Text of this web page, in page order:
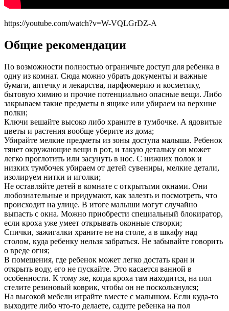
https://youtube.com/watch?v=W-VQLGrDZ-A
Общие рекомендации
По возможности полностью ограничьте доступ для ребенка в
одну из комнат. Сюда можно убрать документы и важные
бумаги, аптечку и лекарства, парфюмерию и косметику,
бытовую химию и прочие потенциально опасные вещи. Либо
закрываем такие предметы в ящике или убираем на верхние
полки;
Ключи вешайте высоко либо храните в тумбочке. А ядовитые
цветы и растения вообще уберите из дома;
Убирайте мелкие предметы из зоны доступа малыша. Ребенок
тянет окружающие вещи в рот, и такую детальку он может
легко проглотить или засунуть в нос. С нижних полок и
низких тумбочек убираем от детей сувениры, мелкие детали,
изолируем нитки и иголки;
Не оставляйте детей в комнате с открытыми окнами. Они
любознательные и придумают, как залезть и посмотреть, что
происходит на улице. В итоге малыши могут случайно
выпасть с окна. Можно приобрести специальный блокиратор,
если кроха уже умеет открывать оконные створки;
Спички, зажигалки храните не на столе, а в шкафу над
столом, куда ребенку нельзя забраться. Не забывайте говорить
о вреде огня;
В помещения, где ребенок может легко достать кран и
открыть воду, его не пускайте. Это касается ванной в
особенности. К тому же, когда кроха там находится, на пол
стелите резиновый коврик, чтобы он не поскользнулся;
На высокой мебели играйте вместе с малышом. Если куда-то
выходите либо что-то делаете, садите ребенка на пол